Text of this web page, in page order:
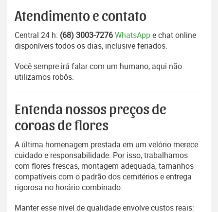
Atendimento e contato
Central 24 h: (68) 3003-7276WhatsAppe chat online
disponíveis todos os dias, inclusive feriados.
Você sempre irá falar com um humano, aqui não
utilizamos robôs.
Entenda nossos preços de
coroas de flores
A última homenagem prestada em um velório merece
cuidado e responsabilidade. Por isso, trabalhamos
com flores frescas, montagem adequada, tamanhos
compatíveis com o padrão dos cemitérios e entrega
rigorosa no horário combinado.
Manter esse nível de qualidade envolve custos reais: